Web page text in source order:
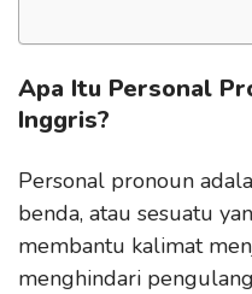
Apa Itu Personal
Inggris?
Personal pronoun
benda, atau sesuatu
membantu kalimat
menghindari